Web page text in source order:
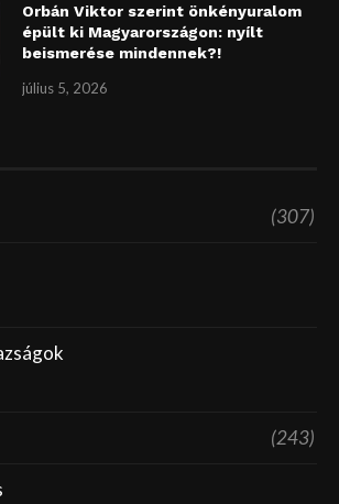
Orbán Viktor szerint önkényuralom
épült ki Magyarországon: nyílt
beismerése mindennek?!
július 5, 2026
(307)
(243)